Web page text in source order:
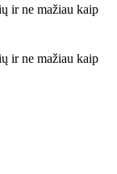
ir ne mažiau kaip
ir ne mažiau kaip